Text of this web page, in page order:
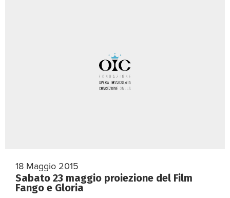
18 Maggio 2015
Sabato 23 maggio proiezione del Film
Fango e Gloria